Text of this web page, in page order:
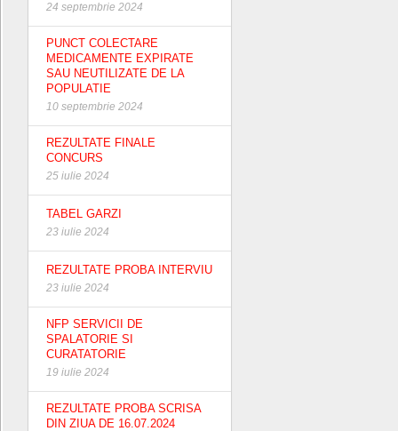
24 septembrie 2024
PUNCT COLECTARE
MEDICAMENTE EXPIRATE
SAU NEUTILIZATE DE LA
POPULATIE
10 septembrie 2024
REZULTATE FINALE
CONCURS
25 iulie 2024
TABEL GARZI
23 iulie 2024
REZULTATE PROBA INTERVIU
23 iulie 2024
NFP SERVICII DE
SPALATORIE SI
CURATATORIE
19 iulie 2024
REZULTATE PROBA SCRISA
DIN ZIUA DE 16.07.2024